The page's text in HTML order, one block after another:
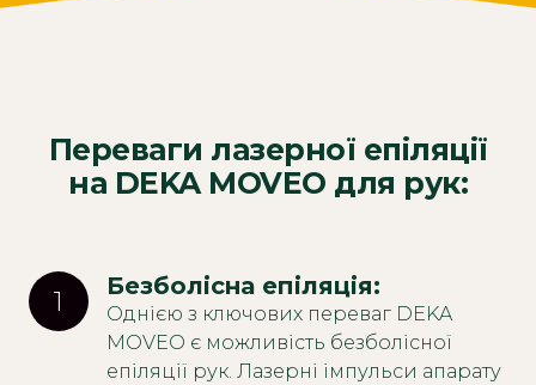
Переваги лазерної епіляції
на DEKA MOVEO для рук:
1 Безболісна епіляція:
Однією з ключових переваг DEKA
MOVEO є можливість безболісної
епіляції рук. Лазерні імпульси апарату